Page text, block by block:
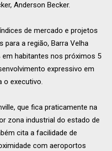
Anderson Becker.
de mercado e projetos
para a região, Barra Velha
habitantes nos próximos 5
expressivo em
o executivo.
que fica praticamente na
zona industrial do estado de
cita a facilidade de
com aeroportos